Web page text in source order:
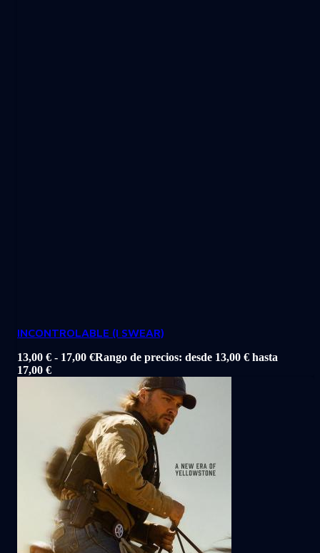
INCONTROLABLE (I SWEAR)
13,00 € - 17,00 €Rango de precios: desde 13,00 € hasta
17,00 €